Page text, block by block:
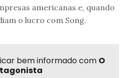
americanas e, quando
o lucro com Song.
bem informado com O